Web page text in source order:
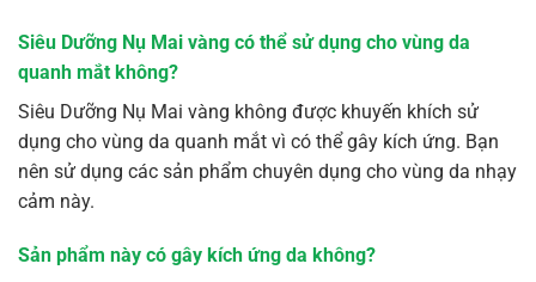
Siêu Dưỡng Nụ Mai vàng có thể sử dụng cho vùng da
quanh mắt không?
Siêu Dưỡng Nụ Mai vàng không được khuyến khích sử
dụng cho vùng da quanh mắt vì có thể gây kích ứng. Bạn
nên sử dụng các sản phẩm chuyên dụng cho vùng da nhạy
cảm này.
Sản phẩm này có gây kích ứng da không?